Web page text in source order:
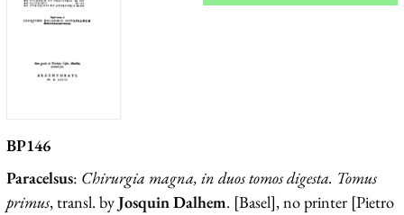
BP146
Paracelsus: Chirurgia magna, in duos tomos digesta. Tomus
primus, transl. byJosquin Dalhem. [Basel], no printer [Pietro